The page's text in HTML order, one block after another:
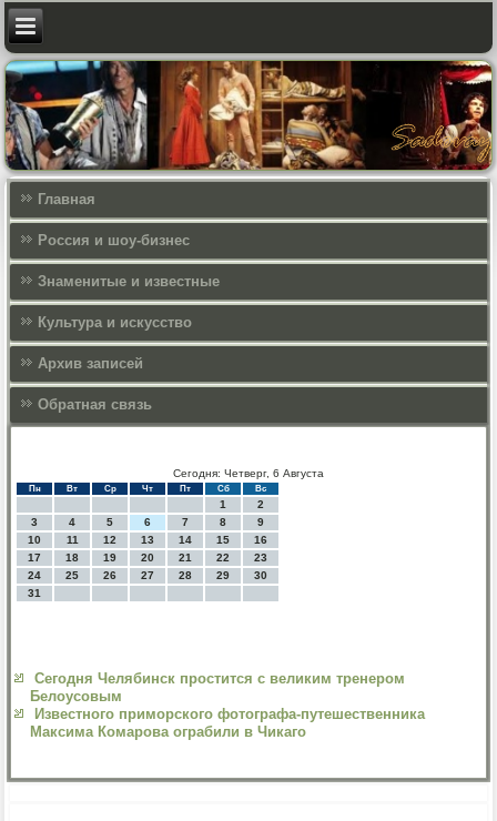
Главная
Россия и шоу-бизнес
Знаменитые и известные
Культура и искусcтво
Архив записей
Обратная связь
Сегодня: Четверг, 6 Августа
Пн Вт Ср Чт Пт Сб Вс
1
2
3
4 5 6 7 8
9
10
11 12 13 14 15
16
17
18 19 20 21 22
23
24
25 26 27 28 29
30
31
Сегодня Челябинск простится с великим тренером
Белоусовым
Известного приморского фотографа-путешественника
Максима Комарова ограбили в Чикаго